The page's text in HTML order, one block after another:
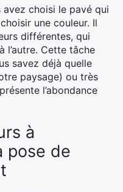
choisi le pavé qui
une couleur. Il
différentes, qui
l’autre. Cette tâche
savez déjà quelle
paysage) ou très
l’abondance
à
pose de